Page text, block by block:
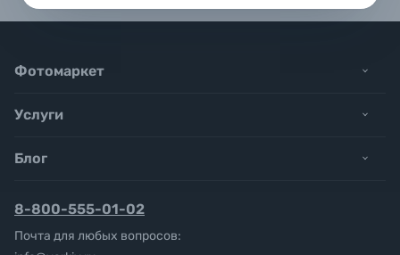
Фотомаркет
Услуги
Блог
8-800-555-01-02
Почта для любых вопросов: